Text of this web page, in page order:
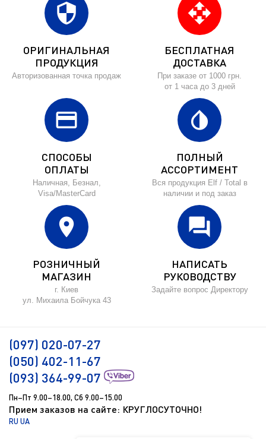
security
ОРИГИНАЛЬНАЯ
ПРОДУКЦИЯ
Авторизованная точка продаж
open_with
БЕСПЛАТНАЯ
ДОСТАВКА
При заказе от 1000 грн.
от 1 часа до 3 дней
credit_card
СПОСОБЫ
ОПЛАТЫ
Наличная, Безнал,
Visa/MasterCard
invert_colors
ПОЛНЫЙ
АССОРТИМЕНТ
Вся продукция Elf / Total в
наличии и под заказ
location_on
РОЗНИЧНЫЙ
МАГАЗИН
г. Киев
ул. Михаила Бойчука 43
forum
НАПИСАТЬ
РУКОВОДСТВУ
Задайте вопрос Директору
(097) 020-07-27
(050) 402-11-67
(093) 364-99-07
Пн–Пт 9.00–18.00, Сб 9.00–15.00
Прием заказов на сайте: КРУГЛОСУТОЧНО!
RU UA